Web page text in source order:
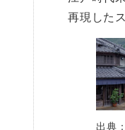
再現した
出典